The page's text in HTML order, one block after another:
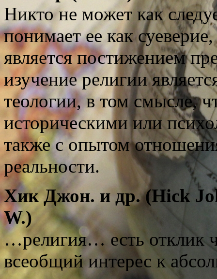
Никто не может как
понимает ее как
является постижением
изучение религии
теологии, в том смысле,
историческими или
также с опытом
реальности.
Хик Джон. и др. (Hick
W.)
…религия… есть отклик
всеобщий интерес к